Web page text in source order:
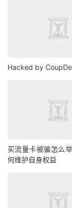
Hacked by
买流量卡被骗怎么
何维护自身权益